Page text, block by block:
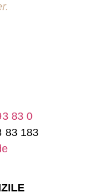
83 0
83 183